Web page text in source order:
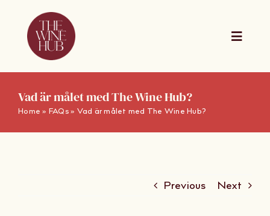
content
Toggle
Vad är målet med The Wine Hub?
Home » FAQs» Vad är målet med The Wine Hub?
Previous Next